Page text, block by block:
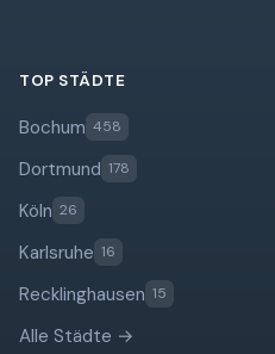
TOP STÄDTE
Bochum 458
Dortmund 178
Köln 26
Karlsruhe 16
Recklinghausen 15
Alle Städte →